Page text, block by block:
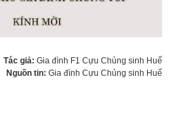
Tác giả: Gia đình F1 Cựu Chủng sinh Huế
Nguồn tin: Gia đình Cựu Chủng sinh Huế